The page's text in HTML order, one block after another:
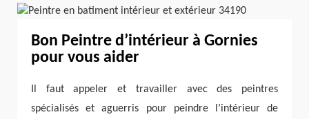
Bon Peintre d’intérieur à Gornies
pour vous aider
Il faut appeler et travailler avec des peintres
spécialisés et aguerris pour peindre l’intérieur de